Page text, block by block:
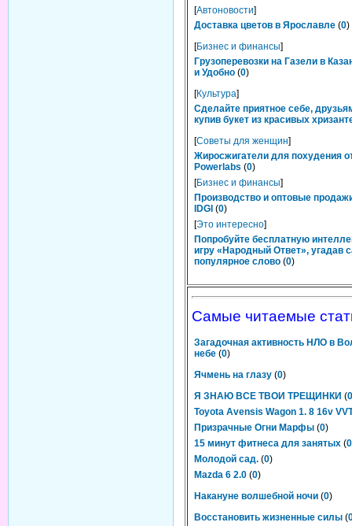
[Автоновости]
Доставка цветов в Ярославле (0)
[Бизнес и финансы]
Грузоперевозки на Газели в
и Удобно (0)
[Культура]
Сделайте приятное себе,
купив букет из красивых
[Советы для женщин]
Жиросжигатели для похудения
Powerlabs (0)
[Бизнес и финансы]
Производство и оптовые
IDGI (0)
[Это интересно]
Попробуйте бесплатную
игру «Народный Ответ», угадав
популярное слово (0)
Самые читаемые
Загадочная активность НЛО в
небе (0)
Ячмень на глазу (0)
Я ЗНАЮ ВСЕ ТВОИ ТРЕЩИНКИ (0
Toyota Avensis Wagon 1. 8 16v
Призрачные Огни Марфы (0)
15 минут фитнеса для занятых (0
Молодой сад. (0)
Mazda 6 2.0 (0)
Накануне волшебной ночи (0)
Восстановить жизненные силы (